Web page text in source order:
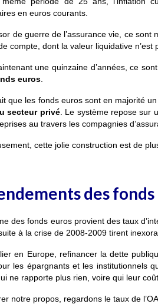
en euros courants.
de guerre de l’assurance vie, ce sont
compte, dont la valeur liquidative
une quinzaine d’années, ce
euros
que les fonds eurossont en majorité
secteur privé. Le système repose sur
au travers les compagnies
cette jolie construction est de
des
des fonds euros provient des taux
à la crise de 2008-2009 tirent
en Europe, refinancer la dette
les épargnants et les institutionnels
ne rapporte plus rien, voire qui leur
notre propos, regardons le taux de